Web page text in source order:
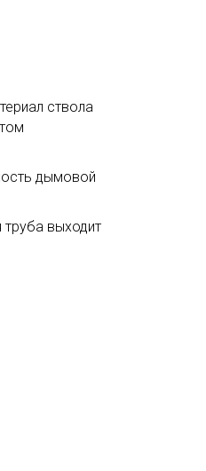
ствола
дымовой
выходит